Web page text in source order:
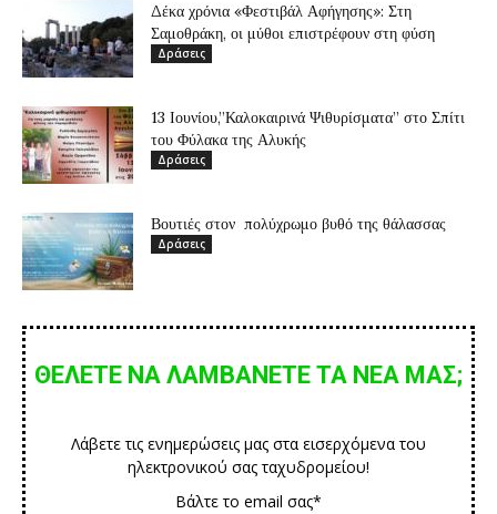
Δέκα χρόνια «Φεστιβάλ Αφήγησης»: Στη
Σαμοθράκη, οι μύθοι επιστρέφουν στη φύση
Δράσεις
13 Ιουνίου,”Καλοκαιρινά Ψιθυρίσματα” στο Σπίτι
του Φύλακα της Αλυκής
Δράσεις
Βουτιές στον πολύχρωμο βυθό της θάλασσας
Δράσεις
ΘΕΛΕΤΕ ΝΑ ΛΑΜΒΑΝΕΤΕ ΤΑ ΝΕΑ ΜΑΣ;
Λάβετε τις ενημερώσεις μας στα εισερχόμενα του
ηλεκτρονικού σας ταχυδρομείου!
Βάλτε το email σας*